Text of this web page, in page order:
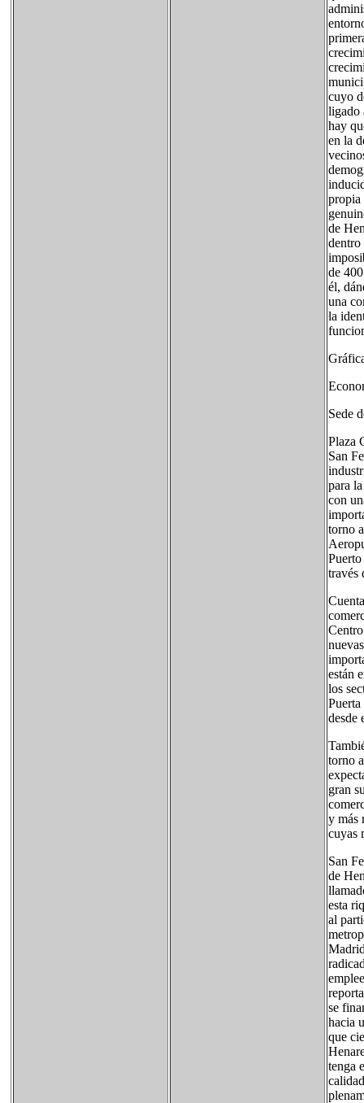
cuyo
ligado
hay
en la
propia
de
dentro
de
él,
una
la
Sede
Plaza
San
para
con
torno
través
están
los
desde
torno
gran
y más
cuyas
San
de
esta
al
se
hacia
que
tenga